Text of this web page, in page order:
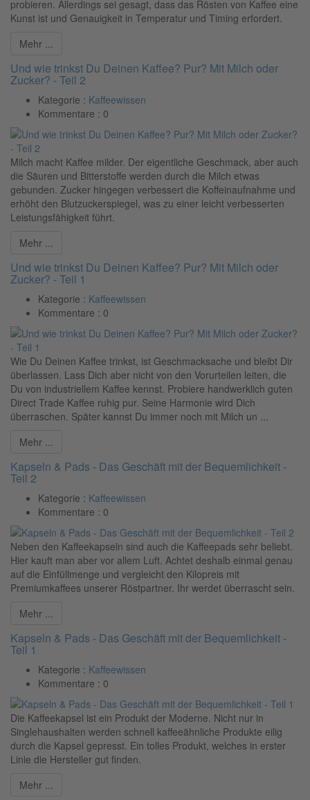
probieren. Allerdings sei gesagt, dass das Rösten von Kaffee eine
Kunst ist und Genauigkeit in Temperatur und Timing erfordert.
Mehr ...
Und wie trinkst Du Deinen Kaffee? Pur? Mit Milch oder
Zucker? - Teil 2
Kategorie : Kaffeewissen
Kommentare : 0
Milch macht Kaffee milder. Der eigentliche Geschmack, aber auch
die Säuren und Bitterstoffe werden durch die Milch etwas
gebunden. Zucker hingegen verbessert die Koffeinaufnahme und
erhöht den Blutzuckerspiegel, was zu einer leicht verbesserten
Leistungsfähigkeit führt.
Mehr ...
Und wie trinkst Du Deinen Kaffee? Pur? Mit Milch oder
Zucker? - Teil 1
Kategorie : Kaffeewissen
Kommentare : 0
Wie Du Deinen Kaffee trinkst, ist Geschmacksache und bleibt Dir
überlassen. Lass Dich aber nicht von den Vorurteilen leiten, die
Du von industriellem Kaffee kennst. Probiere handwerklich guten
Direct Trade Kaffee ruhig pur. Seine Harmonie wird Dich
überraschen. Später kannst Du immer noch mit Milch un ...
Mehr ...
Kapseln & Pads - Das Geschäft mit der Bequemlichkeit -
Teil 2
Kategorie : Kaffeewissen
Kommentare : 0
Neben den Kaffeekapseln sind auch die Kaffeepads sehr beliebt.
Hier kauft man aber vor allem Luft. Achtet deshalb einmal genau
auf die Einfüllmenge und vergleicht den Kilopreis mit
Premiumkaffees unserer Röstpartner. Ihr werdet überrascht sein.
Mehr ...
Kapseln & Pads - Das Geschäft mit der Bequemlichkeit -
Teil 1
Kategorie : Kaffeewissen
Kommentare : 0
Die Kaffeekapsel ist ein Produkt der Moderne. Nicht nur in
Singlehaushalten werden schnell kaffeeähnliche Produkte eilig
durch die Kapsel gepresst. Ein tolles Produkt, welches in erster
Linie die Hersteller gut finden.
Mehr ...